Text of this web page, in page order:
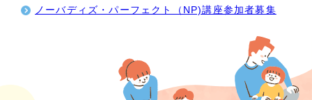
ノーバディズ・パーフェクト（NP)講座参加者募集